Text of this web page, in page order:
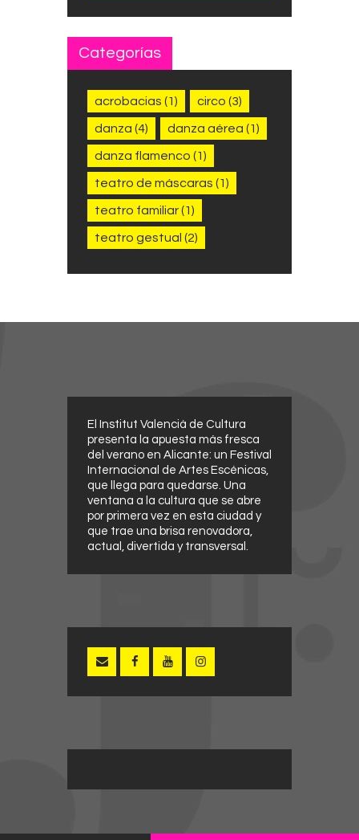
Categorías
acrobacias (1) circo (3)
danza (4) danza aérea (1)
danza flamenco (1)
teatro de máscaras (1)
teatro familiar(1)
teatro gestual (2)
El Institut Valencià de Cultura
presenta la apuesta más fresca
del verano en Alicante: un Festival
Internacional de Artes Escénicas,
que llega para quedarse. Una
ventana a la cultura que se abre
por primera vez en esta ciudad y
que trae una brisa renovadora,
actual, divertida y transversal.